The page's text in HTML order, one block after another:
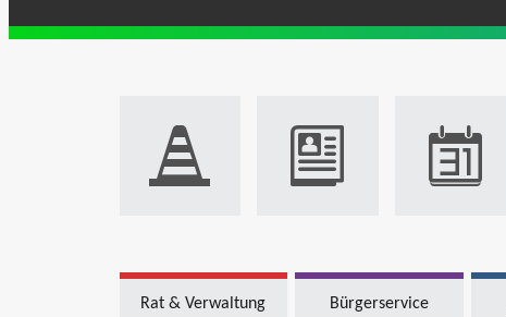
Rat & Verwaltung Bürgerservice